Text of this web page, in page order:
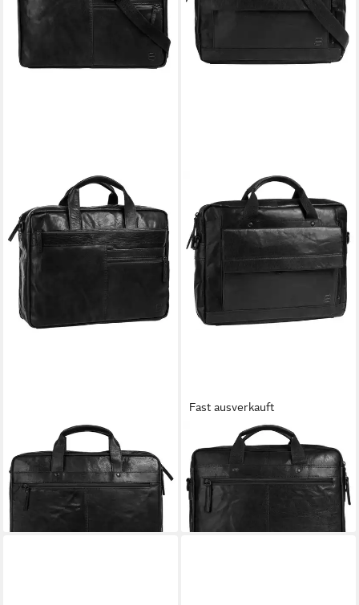
SPIKES & SPARROW
Aktentasche, echt Leder
199,95 € UVP 219,95 €
-9%
lieferbar - in 1-2 Werktagen bei dir
Fast ausverkauft
SPIKES & SPARROW
Aktentasche, echt Leder
218,95 €
lieferbar - in 6-8 Werktagen bei dir